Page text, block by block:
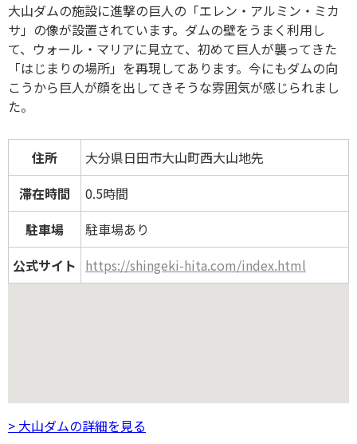
大山ダムの施設に進撃の巨人の「エレン・アルミン・ミカ
サ」の像が設置されています。ダムの壁をうまく利用し
て、ウォール・マリアに見立て、初めて巨人が襲ってきた
「はじまりの場所」を再現してあります。今にもダムの向
こうから巨人が顔を出してきそうな雰囲気が感じられまし
た。
住所
大分県日田市大山町西大山地先
滞在時間
0.5時間
駐車場
駐車場あり
公式サイト https://shingeki-hita.com/index.html
> 大山ダムの詳細を見る